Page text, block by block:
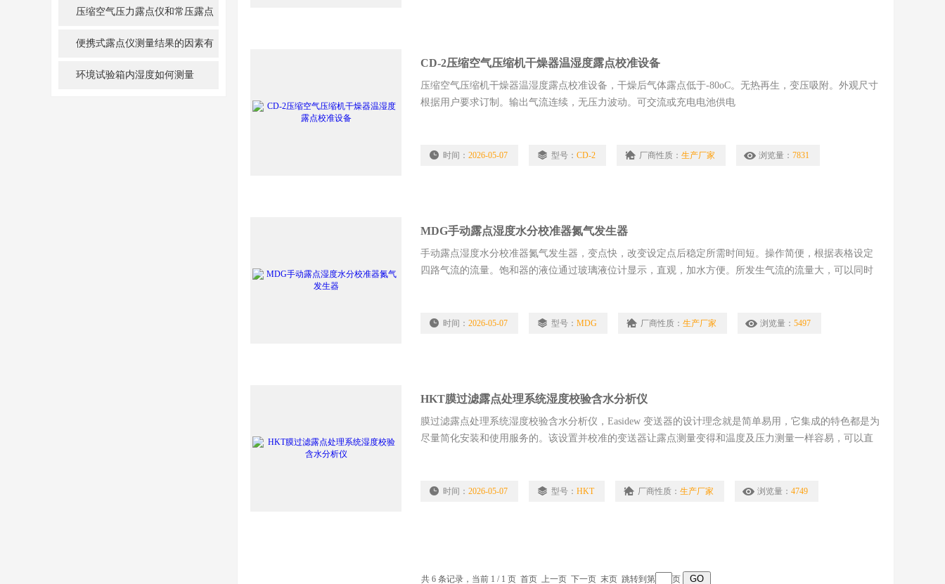
测量压缩空气压力露点仪和常压露点
仪的区别
便携式露点仪测量结果的因素有
哪些？环境试验箱内湿度如何测量
CD-2压缩空气压缩机干燥器温湿度露点校准设备
压缩空气压缩机干燥器温湿度露点校准设备，干燥后气体露点低于-80oC。无热再生，变压吸附。外观尺寸
根据用户要求订制。输出气流连续，无压力波动。可交流或充电电池供电
时间：2026-05-07 型号：CD-2 厂商性质：生产厂家 浏览量：7831
MDG手动露点湿度水分校准器氮气发生器
手动露点湿度水分校准器氮气发生器，变点快，改变设定点后稳定所需时间短。操作简便，根据表格设定
四路气流的流量。饱和器的液位通过玻璃液位计显示，直观，加水方便。所发生气流的流量大，可以同时
时间：2026-05-07 型号：MDG 厂商性质：生产厂家 浏览量：5497
HKT膜过滤露点处理系统湿度校验含水分析仪
膜过滤露点处理系统湿度校验含水分析仪，Easidew 变送器的设计理念就是简单易用，它集成的特色都是为
尽量简化安装和使用服务的。该设置并校准的变送器让露点测量变得和温度及压力测量一样容易，可以直
时间：2026-05-07 型号：HKT 厂商性质：生产厂家 浏览量：4749
共 6 条记录，当前 1 / 1 页 首页 上一页 下一页 末页 跳转到第 页